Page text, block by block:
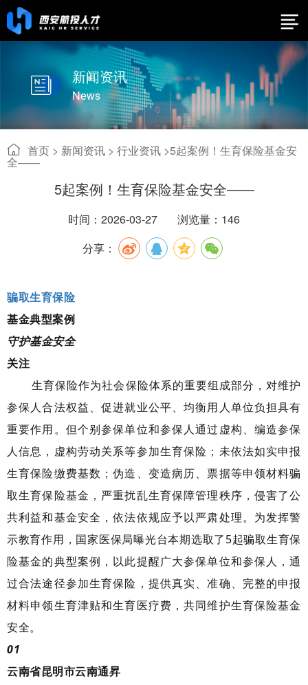
新闻资讯
News
首页 > 新闻资讯 > 行业资讯 >5起案例！生育保险基金安
全——
5起案例！生育保险基金安全——
时间：2026-03-27
浏览量：146
分享：
骗取生育保险
基金典型案例
守护基金安全
关注
生育保险作为社会保险体系的重要组成部分，对维护
参保人合法权益、促进就业公平、均衡用人单位负担具有
重要作用。但个别参保单位和参保人通过虚构、编造参保
人信息，虚构劳动关系等参加生育保险；未依法如实申报
生育保险缴费基数；伪造、变造病历、票据等申领材料骗
取生育保险基金，严重扰乱生育保障管理秩序，侵害了公
共利益和基金安全，依法依规应予以严肃处理。为发挥警
示教育作用，国家医保局曝光台本期选取了5起骗取生育保
险基金的典型案例，以此提醒广大参保单位和参保人，通
过合法途径参加生育保险，提供真实、准确、完整的申报
材料申领生育津贴和生育医疗费，共同维护生育保险基金
安全。
01
云南省昆明市云南通昇